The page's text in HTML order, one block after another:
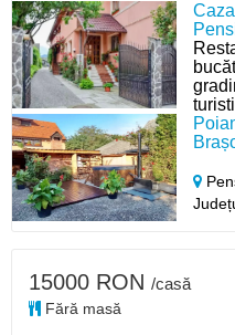
15000 RON /casă
Fără masă